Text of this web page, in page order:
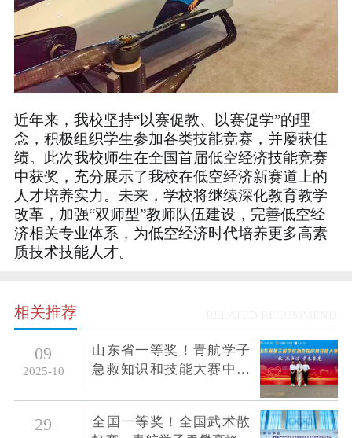
近年来，我校坚持“以赛促教、以赛促学”的理
念，积极组织学生参加各类技能竞赛，并屡获佳
绩。此次我校师生在全国首届低空经济技能竞赛
中获奖，充分展示了我校在低空经济新赛道上的
人才培养实力。未来，学校将继续深化教育教学
改革，加强“双师型”教师队伍建设，完善低空经
济相关专业体系，为低空经济时代培养更多高素
质技术技能人才。
相关推荐
09
2025-10
山东省一等奖！青航学子
急救知识和技能大赛中展
29
全国一等奖！全国武术散